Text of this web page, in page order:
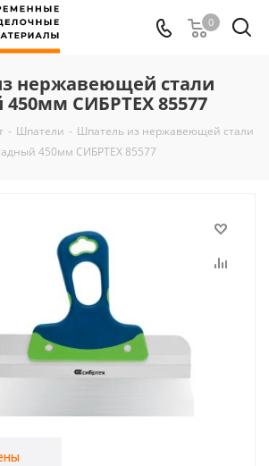
0
нержавеющей стали
СИБРТЕХ 85577
- Шпатели - Шпатель из нержавеющей стали
450мм СИБРТЕХ 85577